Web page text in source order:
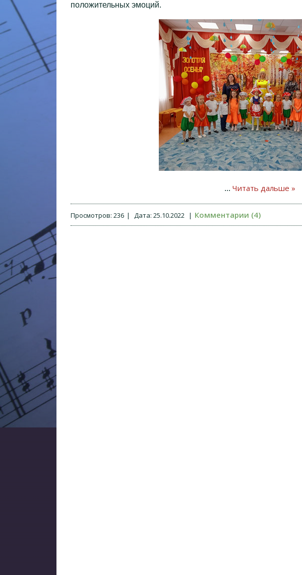
положительных эмоций.
... Читать дальше »
Просмотров: 236 | Дата: 25.10.2022 | Комментарии (4)